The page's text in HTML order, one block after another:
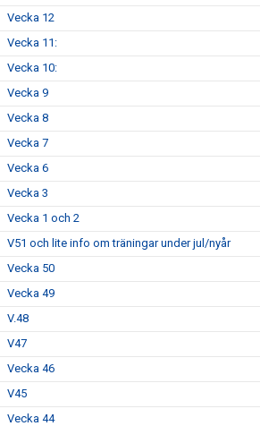
Vecka 12
Vecka 11:
Vecka 10:
Vecka 9
Vecka 8
Vecka 7
Vecka 6
Vecka 3
Vecka 1 och 2
V51 och lite info om träningar under jul/nyår
Vecka 50
Vecka 49
V.48
V47
Vecka 46
V45
Vecka 44